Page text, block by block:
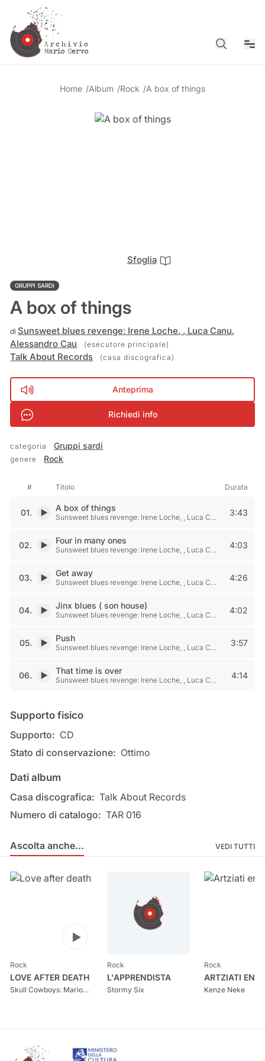
Cerca
Home /Album /Rock /A box of things
Sfoglia
GRUPPI SARDI
A box of things
diSunsweet blues revenge: Irene Loche, , Luca Canu,
Alessandro Cau
(esecutore principale)
Talk About Records (casa discografica)
Anteprima
Richiedi info
categoria Gruppi sardi
genere Rock
Lista brani
# Pulsante Play/pausa
Titolo Durata
01. Riproduci A box of things di Sunsweet blues revenge: Irene Loche,
A box of things
Sunsweet blues revenge: Irene Loche, , Luca Canu, Alessandro Cau 3:43
02. Riproduci Four in many ones di Sunsweet blues revenge: Irene
Four in many ones
Sunsweet blues revenge: Irene Loche, , Luca Canu, Alessandro Cau 4:03
03. Riproduci Get away di Sunsweet blues revenge: Irene Loche, ,
Get away
Sunsweet blues revenge: Irene Loche, , Luca Canu, Alessandro Cau 4:26
04. Riproduci Jinx blues ( son house) di Sunsweet blues revenge:
Jinx blues ( son house)
Sunsweet blues revenge: Irene Loche, , Luca Canu, Alessandro Cau 4:02
05. Riproduci Push di Sunsweet blues revenge: Irene Loche, , Luca
Push
Sunsweet blues revenge: Irene Loche, , Luca Canu, Alessandro Cau 3:57
06. Riproduci That time is over di Sunsweet blues revenge: Irene
That time is over
Sunsweet blues revenge: Irene Loche, , Luca Canu, Alessandro Cau 4:14
Informazioni
Supporto fisico
Supporto: CD
Stato di conservazione: Ottimo
Dati album
Casa discografica: Talk About Records
Numero di catalogo: TAR 016
Ascolta anche...
Ascolta anche... VEDI TUTTI
Apri audio player
Rock
LOVE AFTER DEATH
Skull Cowboys: Mario
Rock
L'APPRENDISTA
Stormy Six
Rock
ARTZIATI
Kenze Neke